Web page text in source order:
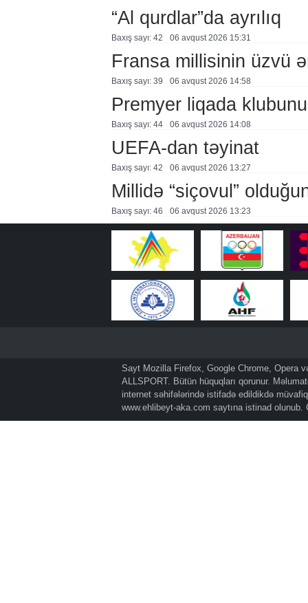
“Al qurdlar”da ayrılıq
Baxış sayı: 42 06 avqust 2026 15:31
Fransa millisinin üzvü
Baxış sayı: 39 06 avqust 2026 14:58
Premyer liqada
Baxış sayı: 44 06 avqust 2026 14:08
UEFA-dan təyinat
Baxış sayı: 42 06 avqust 2026 13:27
Millidə “siçovul”
Baxış sayı: 46 06 avqust 2026 13:23
Sayt Mozilla Firefox, Google Chrome, Opera
ALLSPORT. Bütün hüquqları qorunur.
internet səhifələrində istifadə edildikdə
www.ehlibeyt-aka.com saytına istinad olunub.